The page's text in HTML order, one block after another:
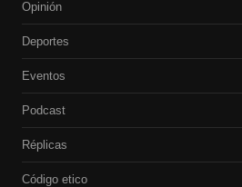
Opinión
Deportes
Eventos
Podcast
Réplicas
Código etico